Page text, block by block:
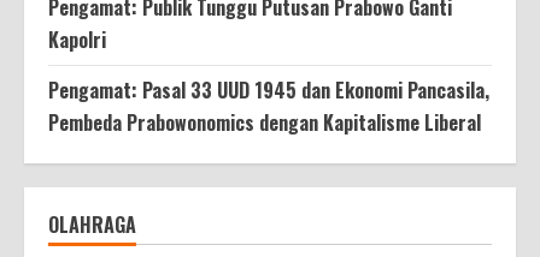
Pengamat: Publik Tunggu Putusan Prabowo Ganti
Kapolri
Pengamat: Pasal 33 UUD 1945 dan Ekonomi Pancasila,
Pembeda Prabowonomics dengan Kapitalisme Liberal
OLAHRAGA